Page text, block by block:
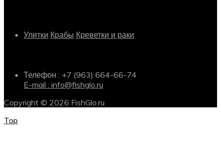
Улитки Крабы Креветки и раки
Телефон : +7 (963) 664-66-74
E-mail : info@fishglo.ru
Copyright © 2026 FishGlo.ru
Top